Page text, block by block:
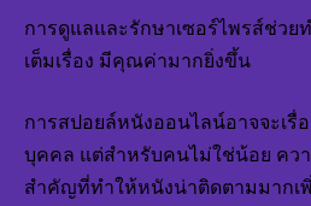
การดูแลและรักษาเซอร์ไพรส์ช่ว
เต็มเรื่อง มีคุณค่ามากยิ่งขึ้น
การสปอยล์หนังออนไลน์อาจจะเรื่
บุคคล แต่สำหรับคนไม่ใช่น้อย คว
สำคัญที่ทำให้หนังน่าติดตามมากเ